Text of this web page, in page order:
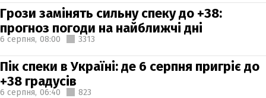
Грози замінять сильну спеку до +38:
прогноз погоди на найближчі дні
6 серпня, 08:00 3313
Пік спеки в Україні: де 6 серпня пригріє до
+38 градусів
6 серпня, 06:40 823